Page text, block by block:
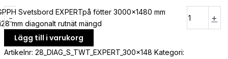
-
Svetsbord EXPERTpå fötter 3000x1480 mm
mm diagonalt rutnät mängd
+
Lägg till i varukorg
Artikelnr: 28_DIAG_S_TWT_EXPERT_300x148 Kategori: